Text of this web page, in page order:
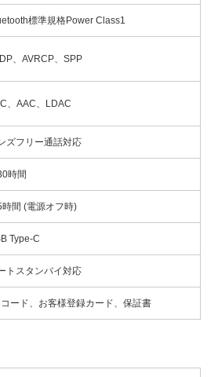
標準規格Power Class1
、AVRCP、SPP
、AAC、LDAC
ズフリー通話対応
時間
時間 (電源オフ時)
Type-C
トスタンバイ対応
ード、お客様登録カード、保証書